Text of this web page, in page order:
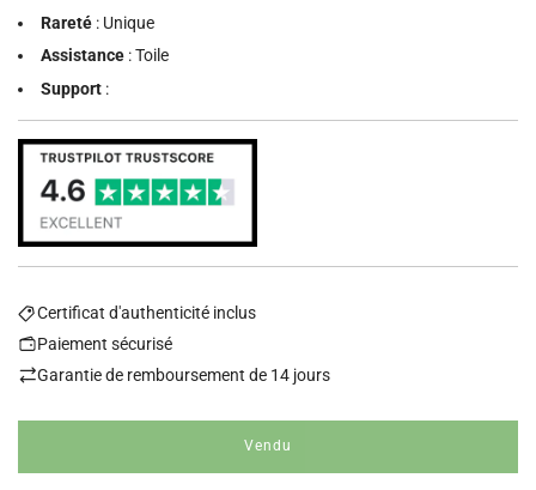
Rareté : Unique
Assistance : Toile
Support :
Certificat d'authenticité inclus
Paiement sécurisé
Garantie de remboursement de 14 jours
Vendu
c
h